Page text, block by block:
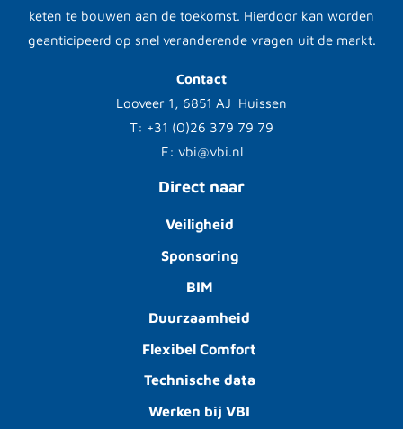
keten te bouwen aan de toekomst. Hierdoor kan worden
geanticipeerd op snel veranderende vragen uit de markt.
Contact
Looveer 1, 6851 AJ Huissen
T: +31 (0)26 379 79 79
E: vbi@vbi.nl
Direct naar
Veiligheid
Sponsoring
BIM
Duurzaamheid
Flexibel Comfort
Technische data
Werken bij VBI